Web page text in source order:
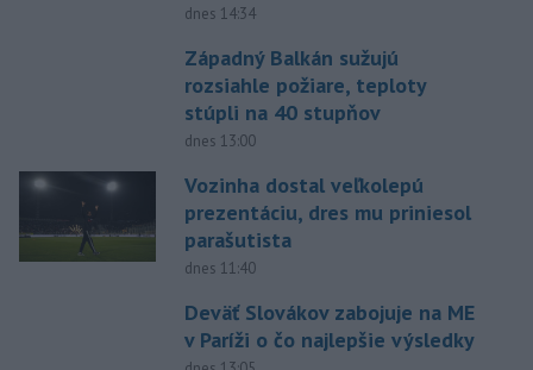
dnes 14:34
Západný Balkán sužujú
rozsiahle požiare, teploty
stúpli na 40 stupňov
dnes 13:00
Vozinha dostal veľkolepú
prezentáciu, dres mu priniesol
parašutista
dnes 11:40
Deväť Slovákov zabojuje na ME
v Paríži o čo najlepšie výsledky